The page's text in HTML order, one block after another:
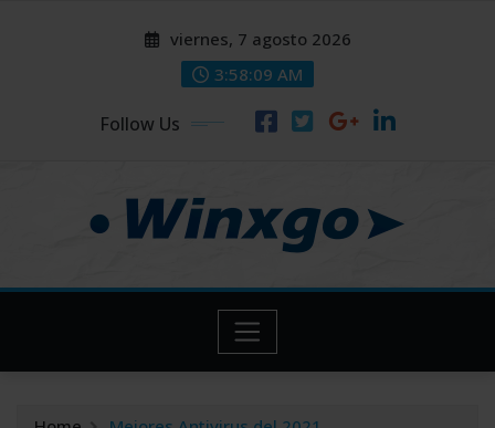
viernes, 7 agosto 2026
3:58:10 AM
Follow Us